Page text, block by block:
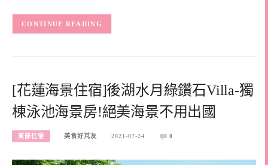
CONTINUE READING
[花蓮海景住宿]後湖水月綠鑽石Villa-獨
棟泳池海景房!絕美海景不用出國
東部住宿 美食好芃友 2021-07-24 0